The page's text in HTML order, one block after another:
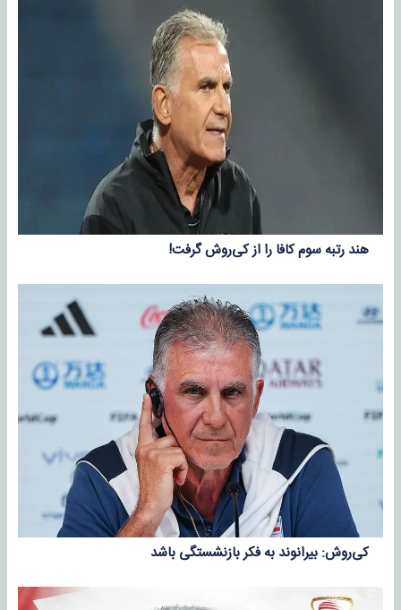
هند رتبه سوم کافا را از کی‌روش گرفت!
کی‌روش: بیرانوند به فکر بازنشستگی باشد